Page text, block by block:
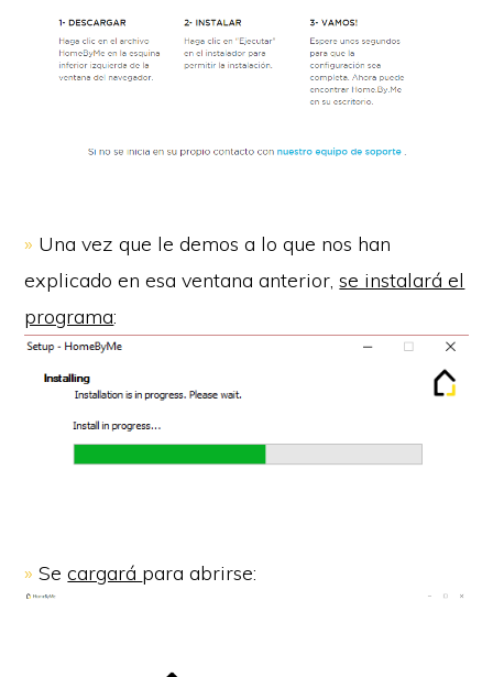
» Una vez que le demos a lo que nos han
explicado en esa ventana anterior,se instalará el
programa:
»Secargará para abrirse: